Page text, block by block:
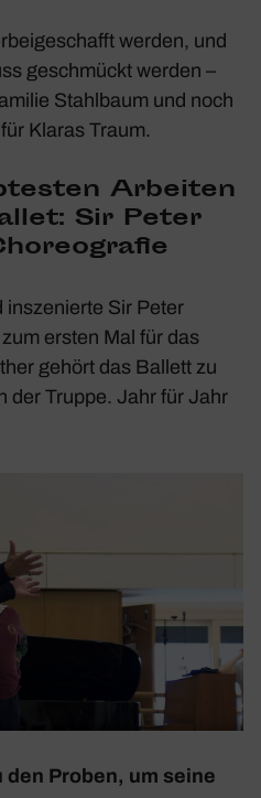
werden, und
geschmückt werden –
Stahl­baum und noch
Klaras Traum.
Arbeiten
Sir Peter
insze­nierte Sir Peter
zum ersten Mal für das
gehört das Ballett zu
der Truppe. Jahr für Jahr
den Proben, um seine